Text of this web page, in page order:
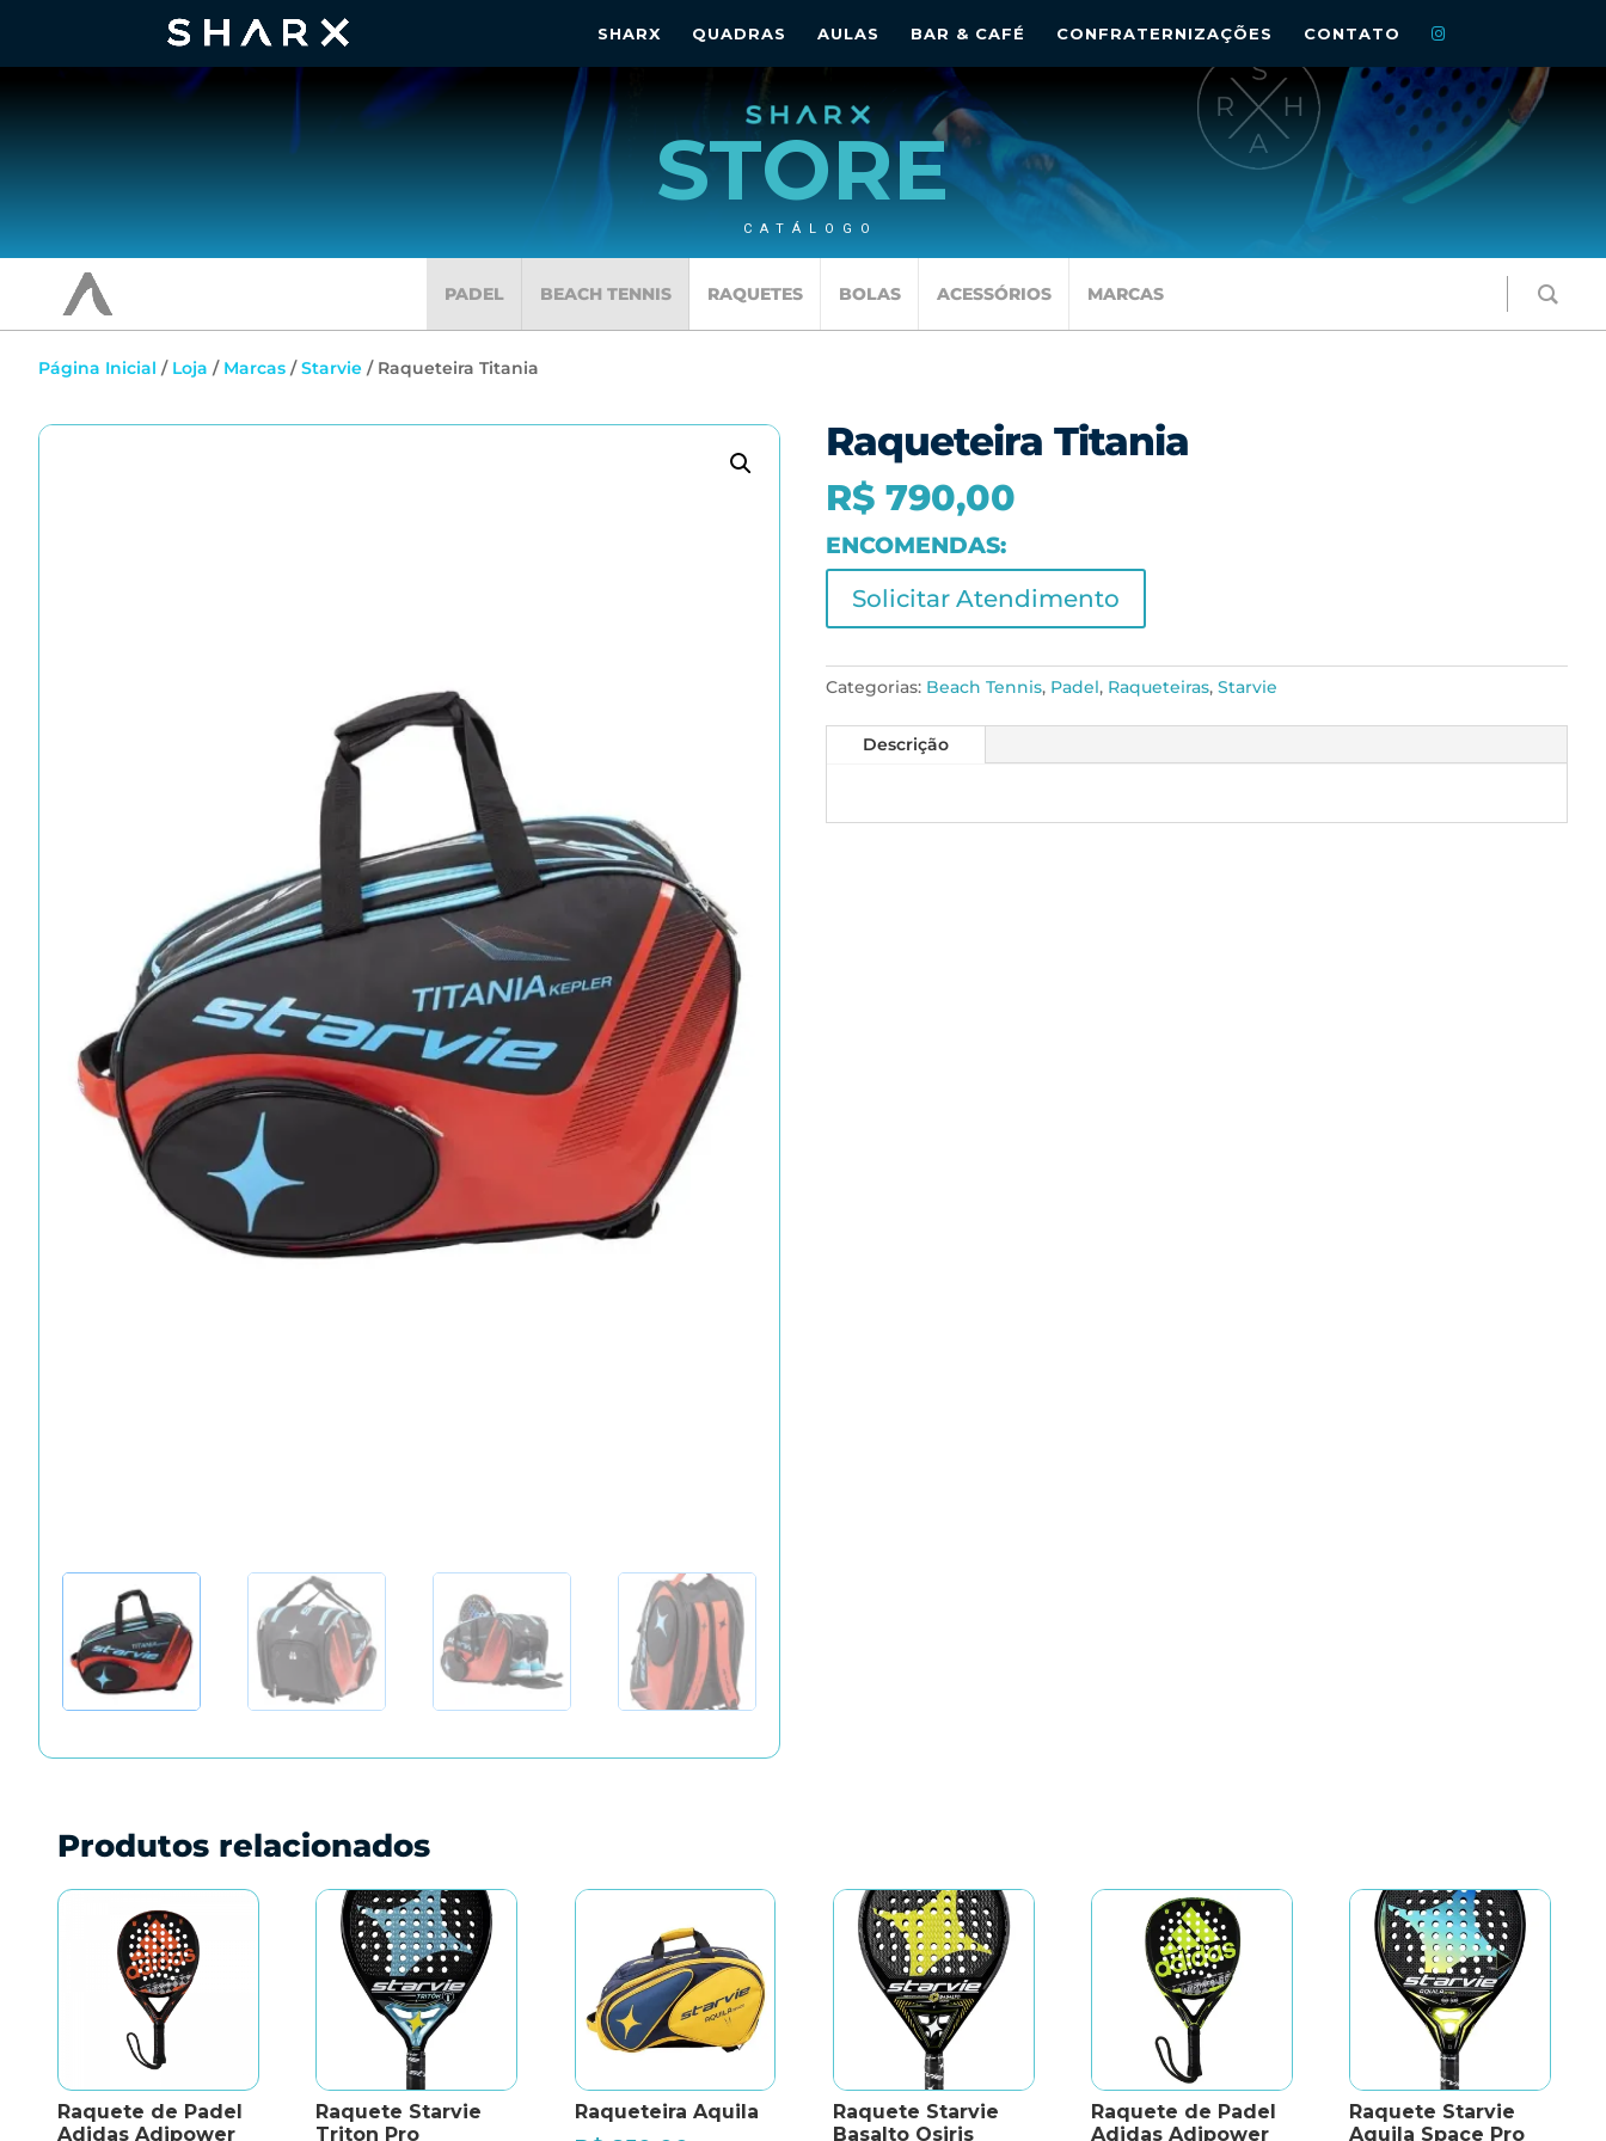
SHARX QUADRAS AULAS BAR & CAFÉ CONFRATERNIZAÇÕES CONTATO
STORE
CATÁLOGO
PADEL BEACH TENNIS RAQUETES BOLAS ACESSÓRIOS MARCAS
Página Inicial / Loja / Marcas /Starvie / Raqueteira Titania
Raqueteira Titania
R$ 790,00
ENCOMENDAS:
Solicitar Atendimento
Categorias: Beach Tennis, Padel, Raqueteiras,Starvie
Descrição
Produtos relacionados
Raquete de Padel
Adidas Adipower
Raquete Starvie
Triton Pro
Raqueteira Aquila
Raquete Starvie
Basalto Osiris
Raquete de Padel
Adidas Adipower
Raquete Starvie
Aquila Space Pro